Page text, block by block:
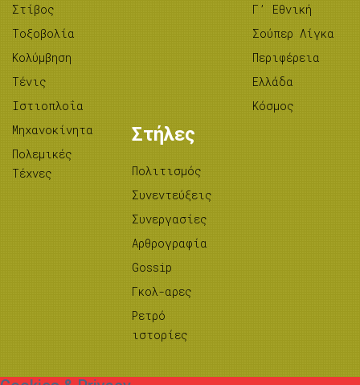
Στίβος
Tοξοβολία
Κολύμβηση
Τένις
Ιστιοπλοΐα
Μηχανοκίνητα
Πολεμικές
Τέχνες
Γ’ Εθνική
Σούπερ Λίγκα
Περιφέρεια
Ελλάδα
Κόσμος
Στήλες
Πολιτισμός
Συνεντεύξεις
Συνεργασίες
Αρθρογραφία
Gossip
Γκολ-αρες
Ρετρό
ιστορίες